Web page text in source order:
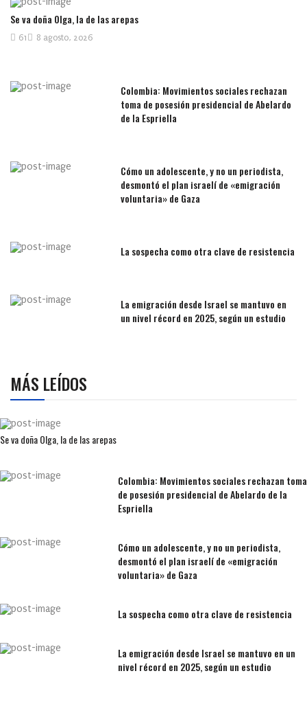
Se va doña Olga, la de las arepas
8 agosto, 2026
61
Colombia: Movimientos sociales rechazan
toma de posesión presidencial de Abelardo
de la Espriella
Cómo un adolescente, y no un periodista,
desmontó el plan israelí de «emigración
voluntaria» de Gaza
La sospecha como otra clave de resistencia
La emigración desde Israel se mantuvo en
un nivel récord en 2025, según un estudio
MÁS LEÍDOS
Se va doña Olga, la de las arepas
Colombia: Movimientos sociales rechazan toma
de posesión presidencial de Abelardo de la
Espriella
Cómo un adolescente, y no un periodista,
desmontó el plan israelí de «emigración
voluntaria» de Gaza
La sospecha como otra clave de resistencia
La emigración desde Israel se mantuvo en un
nivel récord en 2025, según un estudio